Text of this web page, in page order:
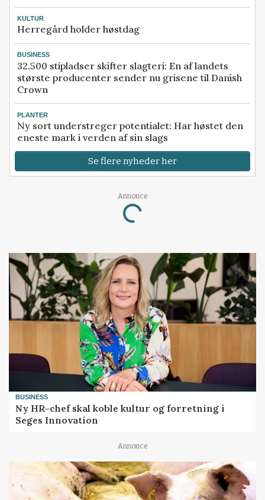
KULTUR
Herregård holder høstdag
BUSINESS
32.500 stipladser skifter slagteri: En af landets
største producenter sender nu grisene til Danish
Crown
PLANTER
Ny sort understreger potentialet: Har høstet den
eneste mark i verden af sin slags
Se flere nyheder her
Annonce
Loading...
BUSINESS
Ny HR-chef skal koble kultur og forretning i
Seges Innovation
Annonce